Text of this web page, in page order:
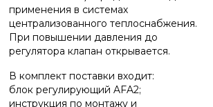
применения в системах
централизованного теплоснабжения.
При повышении давления до
регулятора клапан открывается.
В комплект поставки входит:
блок регулирующий AFA2;
инструкция по монтажу и